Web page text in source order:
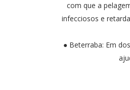
com que a
infecciosos e
● Beterraba: Em